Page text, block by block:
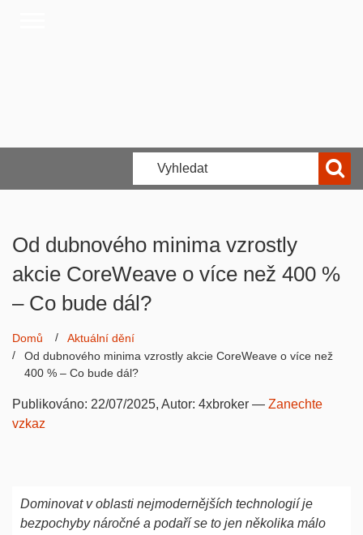
Od dubnového minima vzrostly
akcie CoreWeave o více než 400 %
– Co bude dál?
Domů
Aktuální dění
Od dubnového minima vzrostly akcie CoreWeave o více než
400 % – Co bude dál?
Publikováno: 22/07/2025, Autor: 4xbroker — Zanechte
vzkaz
Dominovat v oblasti nejmodernějších technologií je
bezpochyby náročné a podaří se to jen několika málo